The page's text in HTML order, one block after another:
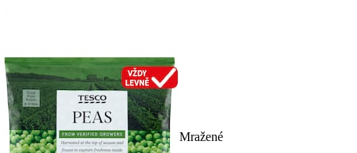
Mražené